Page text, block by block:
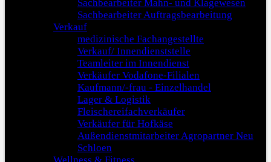
Sachbearbeiter Mahn- und Klagewesen
Sachbearbeiter Auftragsbearbeitung
Verkauf
medizinische Fachangestellte
Verkauf/ Innendienststelle
Teamleiter im Innendienst
Verkäufer Vodafone-Filialen
Kaufmann/-frau - Einzelhandel
Lager & Logistik
Fleischereifachverkäufer
Verkäufer für Hofkäse
Außendienstmitarbeiter Agropartner Neu
Schloen